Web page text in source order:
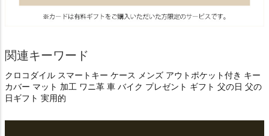
関連キーワード
クロコダイル スマートキー ケース メンズ アウトポケット付き キー
カバー マット 加工 ワニ革 車 バイク プレゼント ギフト 父の日 父の
日ギフト 実用的